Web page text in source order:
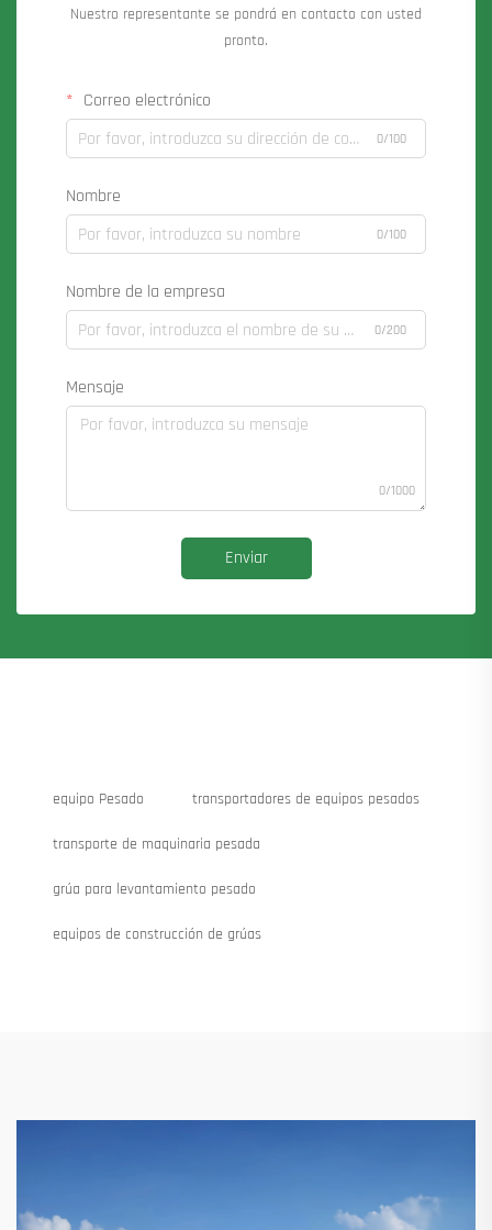
Nuestro representante se pondrá en contacto con usted
pronto.
Correo electrónico
0/100
Nombre
0/100
Nombre de la empresa
0/200
Mensaje
0/1000
Enviar
equipo Pesado transportadores de equipos pesados
transporte de maquinaria pesada
grúa para levantamiento pesado
equipos de construcción de grúas